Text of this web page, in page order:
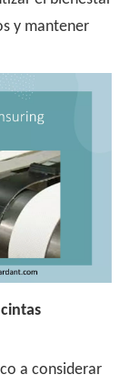
y mantener
a considerar